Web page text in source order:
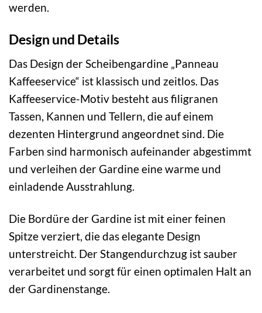
werden.
Design und Details
Das Design der Scheibengardine „Panneau
Kaffeeservice“ ist klassisch und zeitlos. Das
Kaffeeservice-Motiv besteht aus filigranen
Tassen, Kannen und Tellern, die auf einem
dezenten Hintergrund angeordnet sind. Die
Farben sind harmonisch aufeinander abgestimmt
und verleihen der Gardine eine warme und
einladende Ausstrahlung.
Die Bordüre der Gardine ist mit einer feinen
Spitze verziert, die das elegante Design
unterstreicht. Der Stangendurchzug ist sauber
verarbeitet und sorgt für einen optimalen Halt an
der Gardinenstange.